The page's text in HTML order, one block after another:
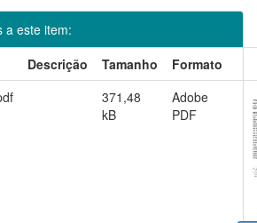
a este item:
Descrição Tamanho
Formato
371,48
kB
Adobe
PDF